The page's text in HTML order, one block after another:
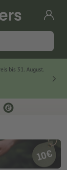
bis 31. August.